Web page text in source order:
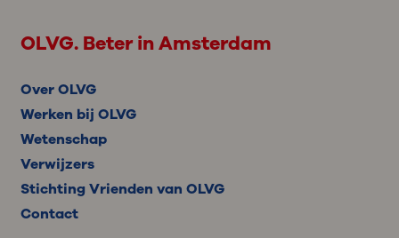
OLVG. Beter in Amsterdam
Over OLVG
Werken bij OLVG
Wetenschap
Verwijzers
Stichting Vrienden van OLVG
Contact